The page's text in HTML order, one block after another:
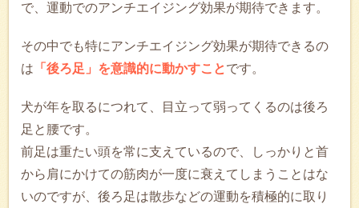
で、運動でのアンチエイジング効果が期待できます。
その中でも特にアンチエイジング効果が期待できるの
は 「後ろ足」を意識的に動かすことです。
犬が年を取るにつれて、目立って弱ってくるのは後ろ
足と腰です。
前足は重たい頭を常に支えているので、しっかりと首
から肩にかけての筋肉が一度に衰えてしまうことはな
いのですが、後ろ足は散歩などの運動を積極的に取り